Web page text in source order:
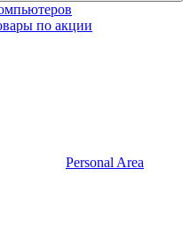
по акции
Personal Area